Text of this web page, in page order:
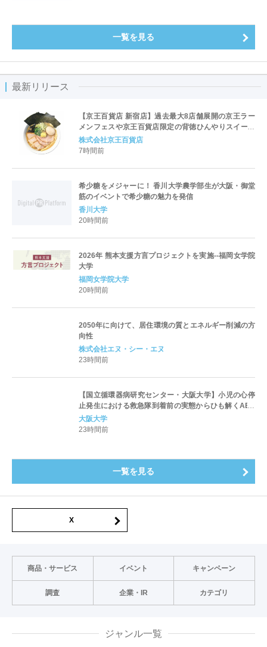
一覧を見る
最新リリース
【京王百貨店 新宿店】過去最大8店舗展開の京王ラー
メンフェスや京王百貨店限定の背徳ひんやりスイーツ
など、実演グルメが充実 過去最長21日間、計90店舗
出店の 「大北海道展」
株式会社京王百貨店
7時間前
希少糖をメジャーに！ 香川大学農学部生が大阪・御堂
筋のイベントで希少糖の魅力を発信
香川大学
20時間前
2026年 熊本支援方言プロジェクトを実施--福岡女学院
大学
福岡女学院大学
20時間前
2050年に向けて、居住環境の質とエネルギー削減の方
向性
株式会社エヌ・シー・エヌ
23時間前
【国立循環器病研究センター・大阪大学】小児の心停
止発生における救急隊到着前の実態からひも解くAED
パッド装着と良好な神経学的転帰との関連性
大阪大学
23時間前
一覧を見る
X
商品・サービス イベント キャンペーン
調査 企業・IR カテゴリ
ジャンル一覧